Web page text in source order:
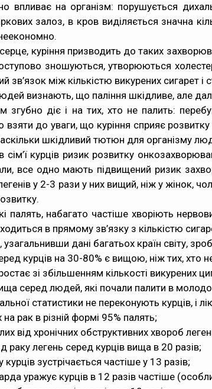
впливає на організм: порушується
залоз, в кров виділяється значна
куріння призводить до таких
зношуються, утворюються
зв’язок між кількістю викурених сигарет
визнають, що паління шкідливе, але
згубно діє і на тих, хто не палить:
до уваги, що куріння сприяє розвитку
шкідливий тютюн для організму
сім’ї курців ризик розвитку
все одно мають підвищений ризик
у 2-3 рази у них вищий, ніж у жінок,
палять, набагато частіше хворіють
в прямому зв’язку з кількістю
дані багатьох країн світу,
курців на 30-80% є вищою, ніж тих, хто
зі збільшенням кількості викурених
серед людей, які почали палити в
статистики не переконують курців, і
рак в різній формі 95% палять;
від хронічних обструктивних хвороб
раку легень серед курців вища в 20 разів;
курців зустрічається частіше у 13 разів;
уражує курців в 12 разів частіше